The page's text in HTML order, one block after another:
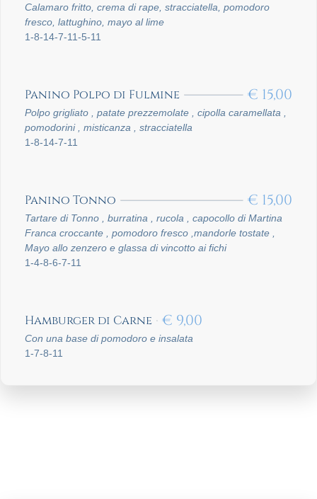
Calamaro fritto, crema di rape, stracciatella, pomodoro
fresco, lattughino, mayo al lime
1-8-14-7-11-5-11
Panino Polpo di Fulmine € 15,00
Polpo grigliato , patate prezzemolate , cipolla caramellata ,
pomodorini , misticanza , stracciatella
1-8-14-7-11
Panino Tonno € 15,00
Tartare di Tonno , burratina , rucola , capocollo di Martina
Franca croccante , pomodoro fresco ,mandorle tostate ,
Mayo allo zenzero e glassa di vincotto ai fichi
1-4-8-6-7-11
Hamburger di Carne € 9,00
Con una base di pomodoro e insalata
1-7-8-11